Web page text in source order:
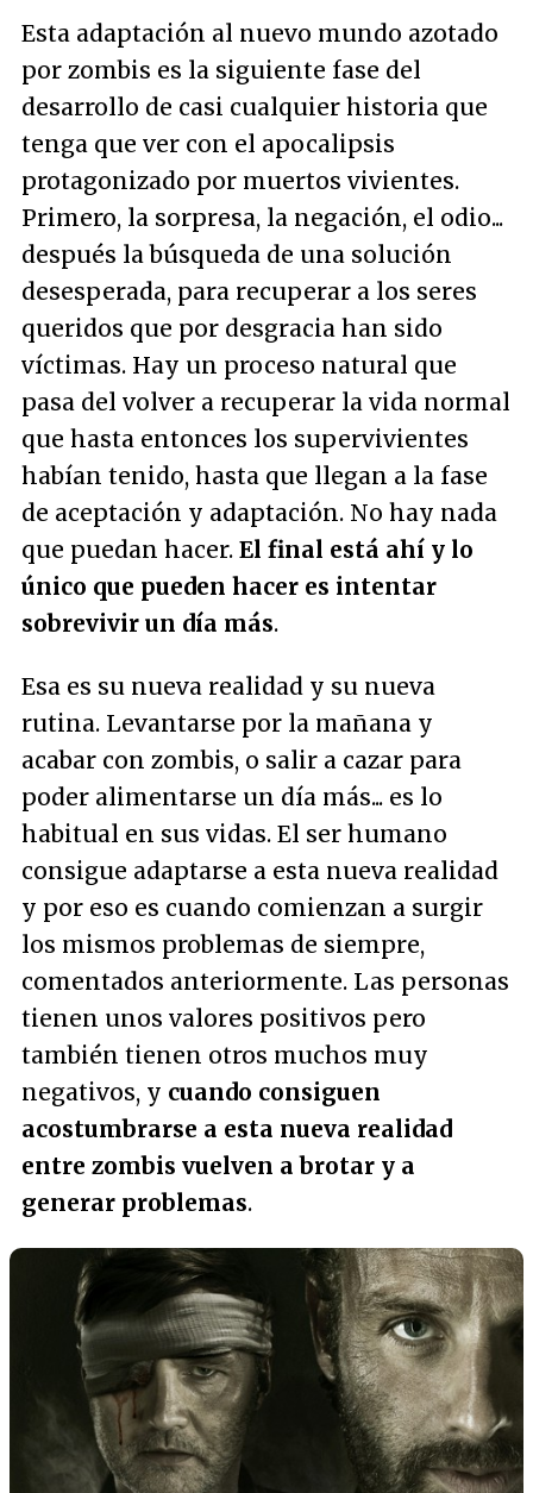
Esta adaptación al nuevo mundo azotado
por zombis es la siguiente fase del
desarrollo de casi cualquier historia que
tenga que ver con el apocalipsis
protagonizado por muertos vivientes.
Primero, la sorpresa, la negación, el odio...
después la búsqueda de una solución
desesperada, para recuperar a los seres
queridos que por desgracia han sido
víctimas. Hay un proceso natural que
pasa del volver a recuperar la vida normal
que hasta entonces los supervivientes
habían tenido, hasta que llegan a la fase
de aceptación y adaptación. No hay nada
que puedan hacer. El final está ahí y lo
único que pueden hacer es intentar
sobrevivir un día más.
Esa es su nueva realidad y su nueva
rutina. Levantarse por la mañana y
acabar con zombis, o salir a cazar para
poder alimentarse un día más... es lo
habitual en sus vidas. El ser humano
consigue adaptarse a esta nueva realidad
y por eso es cuando comienzan a surgir
los mismos problemas de siempre,
comentados anteriormente. Las personas
tienen unos valores positivos pero
también tienen otros muchos muy
negativos, y cuando consiguen
acostumbrarse a esta nueva realidad
entre zombis vuelven a brotar y a
generar problemas.